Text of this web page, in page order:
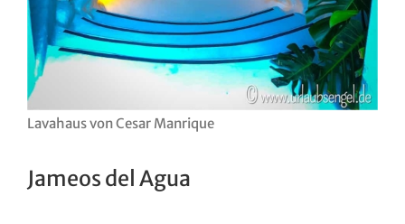
Lavahaus von Cesar Manrique
Jameos del Agua